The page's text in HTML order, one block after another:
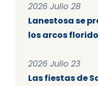
2026 Julio 28
Lanestosa se
los arcos
2026 Julio 23
Las fiestas de